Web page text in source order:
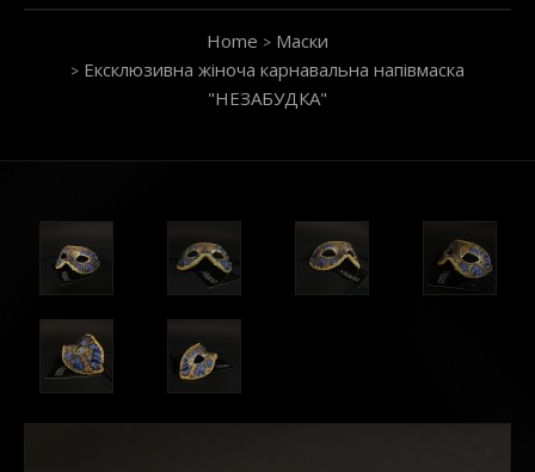
Home
Маски
Ексклюзивна жіноча карнавальна напівмаска
"НЕЗАБУДКА"